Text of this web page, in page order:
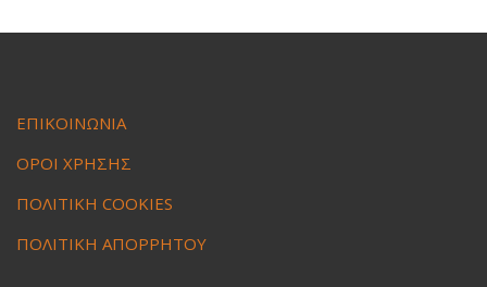
ΕΠΙΚΟΙΝΩΝΙΑ
ΟΡΟΙ ΧΡΗΣΗΣ
ΠΟΛΙΤΙΚΗ COOKIES
ΠΟΛΙΤΙΚΗ ΑΠΟΡΡΗΤΟΥ